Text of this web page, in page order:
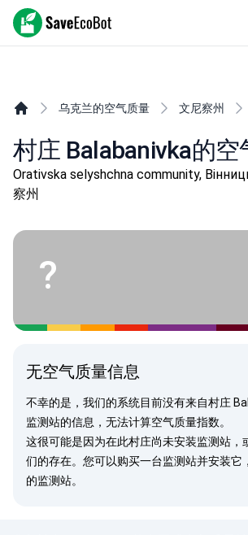
SaveEcoBot
乌克兰的空气质量 文尼察州
村庄 Balabanivka的空
Orativska selyshchna community,
察州
?
无空气质量信息
不幸的是，我们的系统目前没有来自村庄
监测站的信息，无法计算空气质量指数。
这很可能是因为在此村庄尚未安装监测站，
们的存在。您可以购买一台监测站并安装它
的监测站。